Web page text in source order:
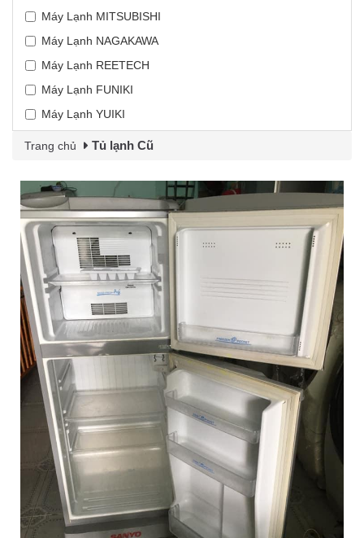
Máy Lạnh MITSUBISHI
Máy Lạnh NAGAKAWA
Máy Lạnh REETECH
Máy Lạnh FUNIKI
Máy Lạnh YUIKI
Trang chủ Tủ lạnh Cũ